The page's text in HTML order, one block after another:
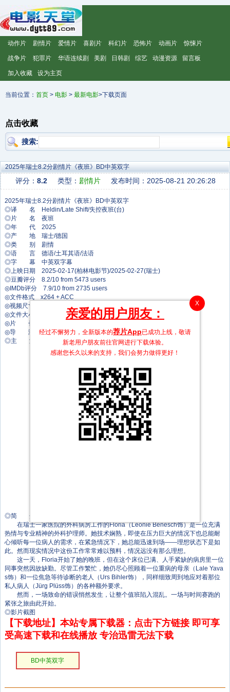
动作片 剧情片 爱情片 喜剧片 科幻片 恐怖片 动画片 惊悚片
战争片 犯罪片 华语连续剧 美剧 日韩剧 综艺 动漫资源 留言板
加入收藏 设为主页
当前位置： 首页 > 电影 > 最新电影>下载页面
点击收藏
搜索:
2025年瑞士8.2分剧情片《夜班》BD中英双字
评分： 8.2 类型： 剧情片 发布时间：2025-08-21 20:26:28
◎译 名 Heldin/Late Shift/失控夜班(台)
◎片 名 夜班
◎年 代 2025
◎产 地 瑞士/德国
◎类 别 剧情
◎语 言 德语/土耳其语/法语
◎字 幕 中英双字幕
◎上映日期 2025-02-17(柏林电影节)/2025-02-27(瑞士)
◎豆瓣评分 8.2/10 from 5473 users
◎IMDb评分 7.9/10 from 2735 users
◎文件格式 x264 + ACC
◎视频尺寸 1920 x 1080
◎文件大小 2828 MB
◎片 长 92 Mins
◎导 演 佩特拉·比翁迪娜·沃尔普
◎主 演 莉奥妮·贝尼希
桑娅·里森
塞尔玛·贾玛·阿尔丁
阿尔巴纳·阿嘉
里德万·穆拉蒂
乌班·圭古埃穆德
伊丽莎白·罗尔
◎简 介
在瑞士一家医院的外科病房工作的Floria（Leonie Benesch饰）是一位充满
热情与专业精神的外科护理师。她技术娴熟，即使在压力巨大的情况下也总能耐
心倾听每一位病人的需求，在紧急情况下，她总能迅速到场——理想状态下是如
此。然而现实情况中这份工作常常难以预料，情况远没有那么理想。
这一天，Floria开始了她的晚班，但在这个床位已满、人手紧缺的病房里一位
同事突然因故缺勤。尽管工作繁忙，她仍尽心照顾着一位重病的母亲（Lale Yava
s饰）和一位焦急等待诊断的老人（Urs Bihler饰），同样细致周到地应对着那位
私人病人（Jürg Plüss饰）的各种额外要求。
然而，一场致命的错误悄然发生，让整个值班陷入混乱。一场与时间赛跑的
紧张之旅由此开始。
◎影片截图
【下载地址】本站专属下载器：点击下方链接 即可享
受高速下载和在线播放 专治迅雷无法下载
BD中英双字
X
亲爱的用户朋友：
经过不懈努力，全新版本的荐片App已成功上线，敬请
新老用户朋友前往官网进行下载体验。
感谢您长久以来的支持，我们会努力做得更好！